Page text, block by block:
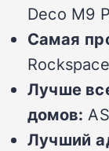
Deco M9
Самая
Лучше
домов:
Лучший